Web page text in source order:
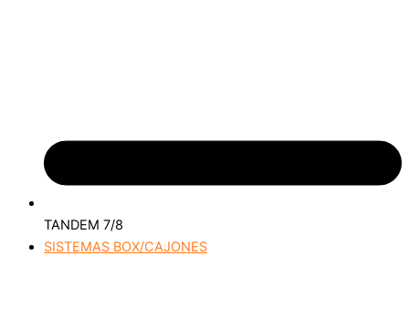
TANDEM 7/8
SISTEMAS BOX/CAJONES